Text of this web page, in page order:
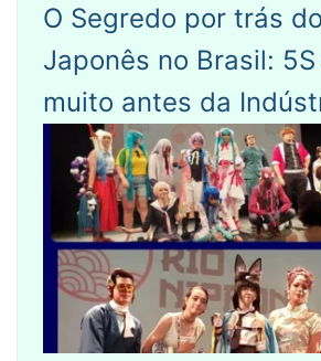
O Segredo por trás
Japonês no Brasil:
muito antes da